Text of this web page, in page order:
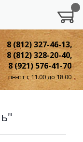
8 (812) 327-46-13,
8 (812) 328-20-40,
8 (921) 576-41-70
пн-пт с 11.00 до 18.00